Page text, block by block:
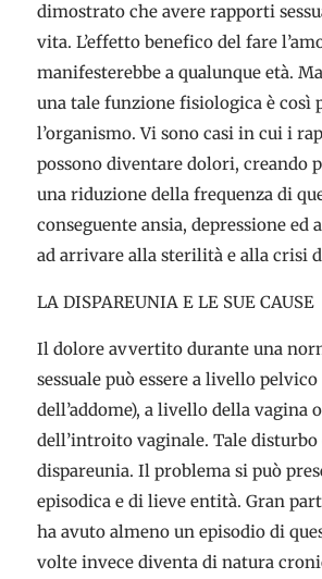
dimostrato che avere rapporti
vita. L’effetto benefico del fare
manifesterebbe a qualunque età.
una tale funzione fisiologica è così
l’organismo. Vi sono casi in cui i
possono diventare dolori, creando
una riduzione della frequenza di
conseguente ansia, depressione ed
ad arrivare alla sterilità e alla crisi
LA DISPAREUNIA E LE SUE CAUSE
Il dolore avvertito durante una
sessuale può essere a livello pelvico
dell’addome), a livello della vagina
dell’introito vaginale. Tale disturbo
dispareunia. Il problema si può
episodica e di lieve entità. Gran
ha avuto almeno un episodio di
volte invece diventa di natura